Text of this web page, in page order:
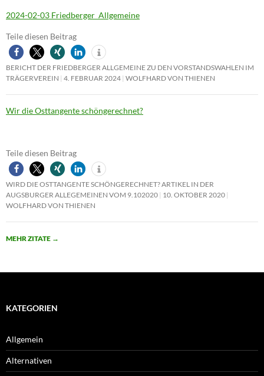
2024-02-03 Friedberger_Allgemeine
Teile diesen Beitrag
BERICHT DER FRIEDBERGER ALLGEMEINE ZU DEN VORSTANDSWAHLEN IM
TRÄGERVEREIN 4. FEBRUAR 2024 WOLFHARD VON THIENEN
Wir die Osttangente schöngerechnet?
Teile diesen Beitrag
WIRD DIE OSTTANGENTE SCHÖNGERECHNET? ARTIKEL IN DER
AUGSBURGER ALLEGEMEINEN VOM 9.102020 10. OKTOBER 2020
WOLFHARD VON THIENEN
MEHR ZITATE →
KATEGORIEN
Allgemein
Alternativen